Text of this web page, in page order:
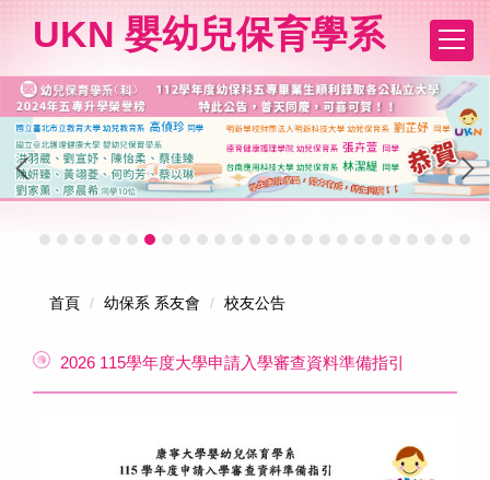
要
內
容
區
UKN 嬰幼兒保育學系
首頁 幼保系 系友會 校友公告
2026 115學年度大學申請入學審查資料準備指引